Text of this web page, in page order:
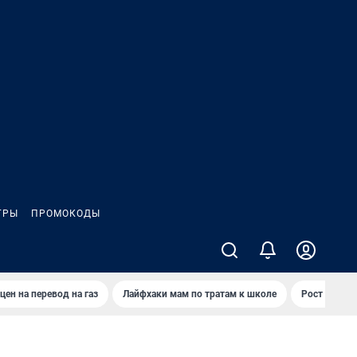
ПРОМОКОДЫ
на перевод на газ Лайфхаки мам по тратам к школе Рост цен на